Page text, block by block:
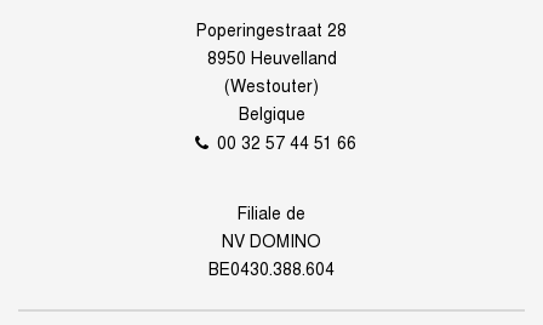
Poperingestraat 28
8950 Heuvelland
(Westouter)
Belgique
00 32 57 44 51 66
Filiale de
NV DOMINO
BE0430.388.604